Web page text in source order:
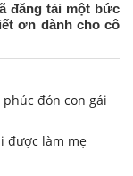
đăng tải một bức
ơn dành cho cô
phúc đón con gái
được làm mẹ